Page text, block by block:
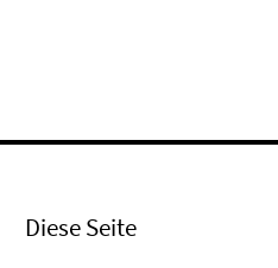
Diese Seite